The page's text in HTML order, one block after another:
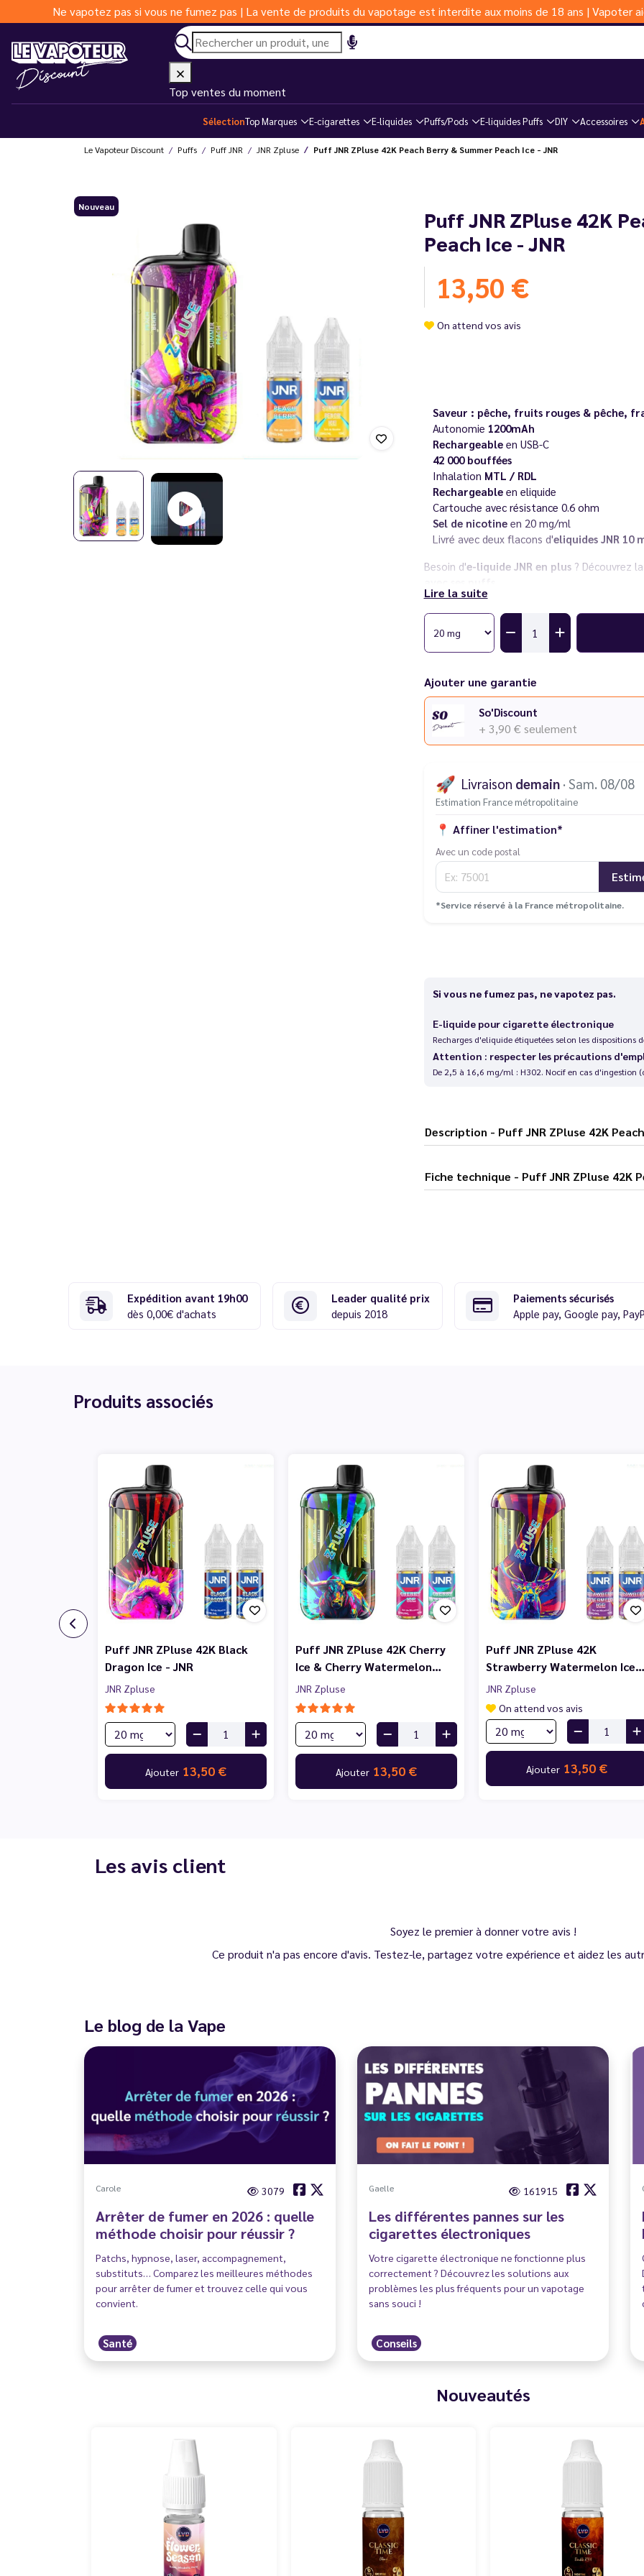
Ne vapotez pas si vous ne fumez pas | La vente de produits du vapotage est interdite aux moins de 18 ans | Vapoter
Top ventes du moment
SélectionTop Marques E-cigarettes E-liquides Puffs/Pods E-liquides Puffs DIY Accessoires
Le Vapoteur Discount Puffs Puff JNR JNR Zpluse Puff JNR ZPluse 42K Peach Berry & Summer Peach Ice - JNR
Nouveau
Puff JNR ZPluse 42K
Peach Ice - JNR
13,50 €
On attend vos avis
Saveur : pêche, fruits rouges & pêche,
Autonomie 1200mAh
Rechargeableen USB-C
42 000 bouffées
Inhalation MTL / RDL
Rechargeableen eliquide
Cartouche avec résistance 0.6 ohm
Sel de nicotineen 20 mg/ml
Livré avec deux flacons d'eliquides JNR 10
Besoin d'e-liquide JNR en plus? Découvrez la
Vous rencontrez un souci avec votre
Lire la suite
Ajouter une garantie
So'Discount
+ 3,90 € seulement
🚀 Livraison demain · Sam. 08/08
Estimation France métropolitaine
📍 Affiner l'estimation*
Avec un code postal
*Service réservé à la France métropolitaine.
Si vous ne fumez pas, ne vapotez pas.
E-liquide pour cigarette électronique
Recharges d'eliquide étiquetées selon les
Attention : respecter les précautions
De 2,5 à 16,6 mg/ml : H302. Nocif en cas d'ingestion
Description - Puff JNR ZPluse
Fiche technique - Puff JNR
Expédition avant 19h00
dès 0,00€ d'achats
Leader qualité prix
depuis 2018
Paiements sécurisés
Apple pay, Google pay,
Produits associés
Puff JNR ZPluse 42K Black
Dragon Ice - JNR
JNR Zpluse
Ajouter 13,50 €
Puff JNR ZPluse 42K Cherry
Ice & Cherry Watermelon…
JNR Zpluse
Ajouter 13,50 €
Puff JNR ZPluse 42K
Strawberry Watermelon Ice…
JNR Zpluse
On attend vos avis
Ajouter 13,50 €
Les avis client
Soyez le premier à donner votre avis !
Ce produit n'a pas encore d'avis. Testez-le, partagez votre expérience et aidez les
Le blog de la Vape
Carole 3079
Arrêter de fumer en 2026 : quelle
méthode choisir pour réussir ?
Patchs, hypnose, laser, accompagnement,
substituts… Comparez les meilleures méthodes
pour arrêter de fumer et trouvez celle qui vous
convient.
Santé
Gaelle 161915
Les différentes pannes sur les
cigarettes électroniques
Votre cigarette électronique ne fonctionne plus
correctement ? Découvrez les solutions aux
problèmes les plus fréquents pour un vapotage
sans souci !
Conseils
Nouveautés